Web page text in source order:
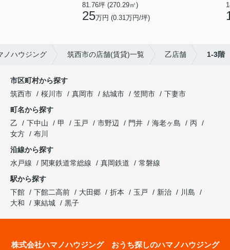
81.76坪 (270.29㎡)
25万円 (0.31万円/坪)
ノハウジング 筑西市の店舗(賃貸)一覧 乙店舗 1-3階
市区町村から探す
筑西市
桜川市 真岡市 結城市 笠間市
下妻市
町名から探す
乙
下中山 甲 玉戸 市野辺 門井 海老ヶ島
丙
女方
布川
沿線から探す
水戸線
関東鉄道常総線 真岡鉄道
常磐線
駅から探す
下館
下館二高前 大田郷 折本 玉戸 新治
川島
大和
東結城 黒子
株式会社ハマノハウジング おうち探しのハマノハウジング